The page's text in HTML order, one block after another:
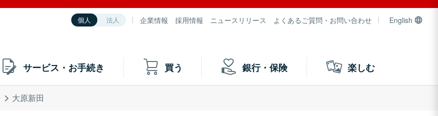
個人 法人 企業情報 採用情報 ニュースリリース よくあるご質問・お問い合わせ English
サービス・お手続き 買う 銀行・保険 楽しむ
大原新田